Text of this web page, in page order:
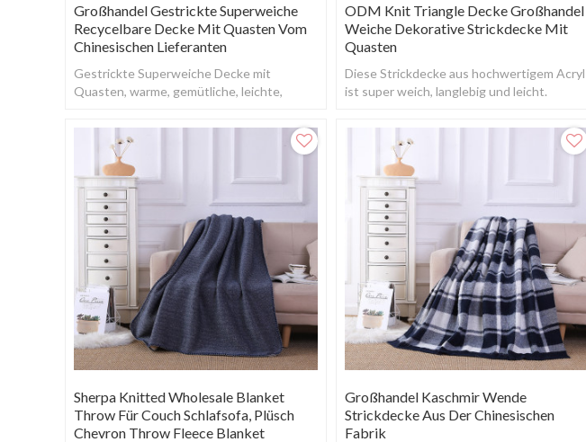
Großhandel Gestrickte Superweiche
Recycelbare Decke Mit Quasten Vom
Chinesischen Lieferanten
Gestrickte Superweiche Decke mit
Quasten, warme, gemütliche, leichte,
ODM Knit Triangle Decke Großhandel
Weiche Dekorative Strickdecke Mit
Quasten
Diese Strickdecke aus hochwertigem Acryl
ist super weich, langlebig und leicht.
Sherpa Knitted Wholesale Blanket
Throw Für Couch Schlafsofa, Plüsch
Chevron Throw Fleece Blanket
Großhandel Kaschmir Wende
Strickdecke Aus Der Chinesischen
Fabrik